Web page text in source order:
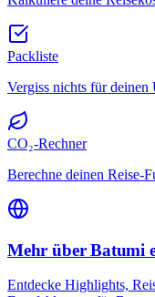
Packliste
Vergiss nichts für deinen
CO₂-Rechner
Berechne deinen Reise-
Mehr über Batumi
Entdecke Highlights,